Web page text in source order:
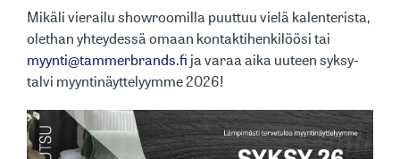
Mikäli vierailu showroomilla puuttuu vielä kalenterista,
olethan yhteydessä omaan kontaktihenkilöösi tai
myynti@tammerbrands.fi ja varaa aika uuteen syksy-
talvi myyntinäyttelyymme 2026!